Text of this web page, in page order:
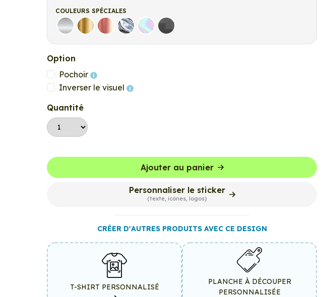
COULEURS SPÉCIALES
Argent Or Rose Gold
ChromeHolographique
Carbone Noir
Option
Pochoir
Inverser le visuel
Quantité
Ajouter au panier
Personnaliser le sticker
(texte, icônes, logos)
CRÉER D'AUTRES PRODUITS AVEC CE DESIGN
T-SHIRT PERSONNALISÉ
PLANCHE À DÉCOUPER
PERSONNALISÉE